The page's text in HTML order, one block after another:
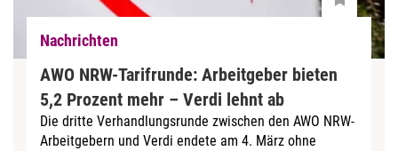
Nachrichten
AWO NRW-Tarifrunde: Arbeitgeber bieten
5,2 Prozent mehr – Verdi lehnt ab
Die dritte Verhandlungsrunde zwischen den AWO NRW-
Arbeitgebern und Verdi endete am 4. März ohne